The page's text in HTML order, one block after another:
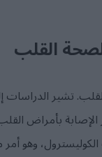
القلب
تشير الدراسات
بأمراض
وهو